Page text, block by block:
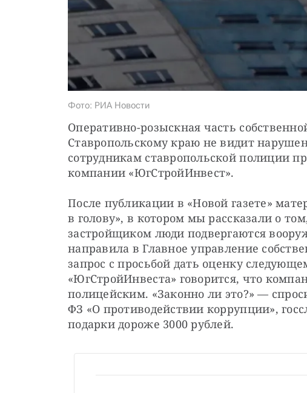
Фото: РИА Новости
Оперативно-розыскная часть
Ставропольскому краю не видит
сотрудникам ставропольской полиции
компании «ЮгСтройИнвест».
После публикации в «Новой газете»
в голову», в котором мы рассказали о
застройщиком люди подвергаются
направила в Главное управление
запрос с просьбой дать оценку
«ЮгСтройИнвеста» говорится, что
полицейским. «Законно ли это?» —
ФЗ «О противодействии коррупции»,
подарки дороже 3000 рублей.